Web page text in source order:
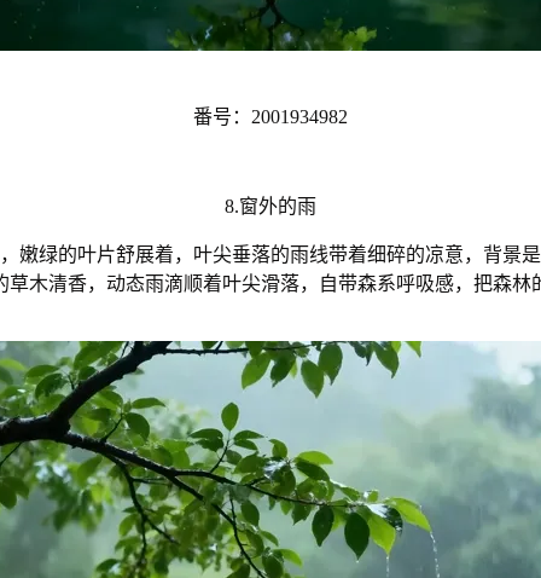
番号：2001934982
8.窗外的雨
嫩绿的叶片舒展着，叶尖垂落的雨线带着细碎的凉意，背景
草木清香，动态雨滴顺着叶尖滑落，自带森系呼吸感，把森林